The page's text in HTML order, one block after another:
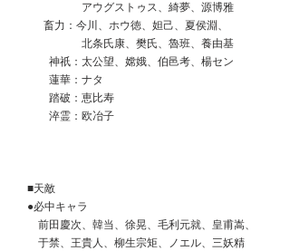
アウグストゥス、綺夢、源博雅
畜力：今川、ホウ徳、妲己、夏侯淵、
北条氏康、樊氏、魯班、養由基
神祇：太公望、嫦娥、伯邑考、楊セン
蓮華：ナタ
踏破：恵比寿
淬霊：欧冶子
■天敵
●必中キャラ
前田慶次、韓当、徐晃、毛利元就、皇甫嵩、
于禁、王貴人、柳生宗矩、ノエル、三妖精